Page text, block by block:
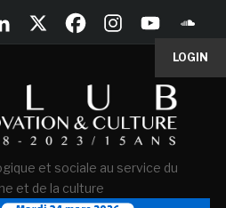
LOGIN
et sociale au service du
et de la culture